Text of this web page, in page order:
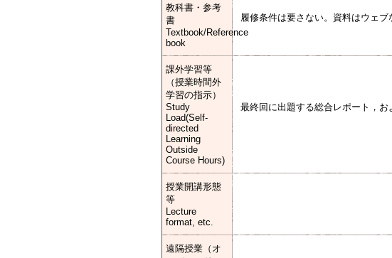
教科書・参考
書
Textbook/Reference
book
履修条件は要さない。資料はウェブ
課外学習等
（授業時間外
学習の指示）
Study
Load(Self-
directed
Learning
Outside
Course Hours)
最終回に出題する総合レポート，お
授業開講形態
等
Lecture
format, etc.
遠隔授業（オ